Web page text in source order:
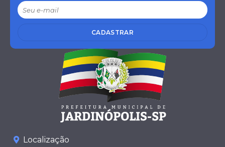
CADASTRAR
Localização